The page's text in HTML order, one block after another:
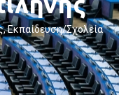
,Εκπαίδευση/Σχολεία